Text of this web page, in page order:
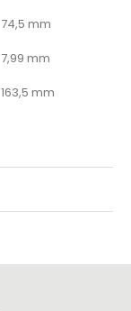
74,5 mm
7,99 mm
163,5 mm